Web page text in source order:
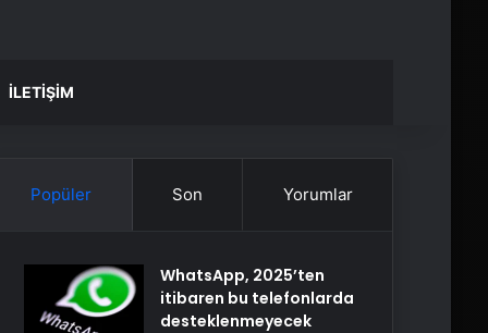
İLETIŞIM
Popüler Son Yorumlar
WhatsApp, 2025’ten
itibaren bu telefonlarda
desteklenmeyecek